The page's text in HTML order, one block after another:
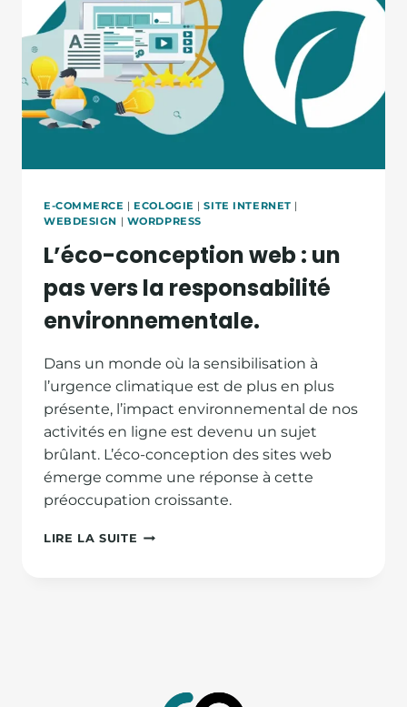
E-COMMERCE | ECOLOGIE |SITE INTERNET |
WEBDESIGN | WORDPRESS
L’éco-conception web : un
pas vers la responsabilité
environnementale.
Dans un monde où la sensibilisation à
l’urgence climatique est de plus en plus
présente, l’impact environnemental de nos
activités en ligne est devenu un sujet
brûlant. L’éco-conception des sites web
émerge comme une réponse à cette
préoccupation croissante.
LIRE LA SUITE L’ÉCO-
ENVIRONNEMENTALE.